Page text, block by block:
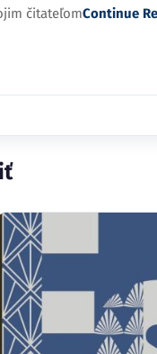
čitateľomContinue